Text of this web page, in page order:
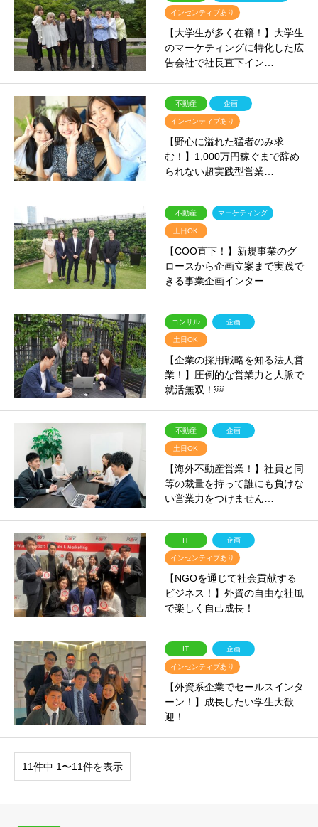
インセンティブあり
【大学生が多く在籍！】大学生
のマーケティングに特化した広
告会社で社長直下イン…
不動産 企画
インセンティブあり
【野心に溢れた猛者のみ求
む！】1,000万円稼ぐまで辞め
られない超実践型営業…
不動産 マーケティング
土日OK
【COO直下！】新規事業のグ
ロースから企画立案まで実践で
きる事業企画インター…
コンサル 企画
土日OK
【企業の採用戦略を知る法人営
業！】圧倒的な営業力と人脈で
就活無双！￼
不動産 企画
土日OK
【海外不動産営業！】社員と同
等の裁量を持って誰にも負けな
い営業力をつけません…
IT 企画
インセンティブあり
【NGOを通じて社会貢献する
ビジネス！】外資の自由な社風
で楽しく自己成長！
IT 企画
インセンティブあり
【外資系企業でセールスインタ
ーン！】成長したい学生大歓
迎！
11件中 1〜11件を表示